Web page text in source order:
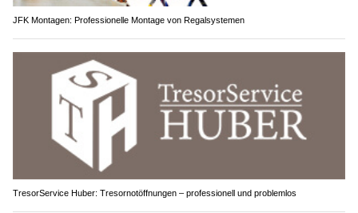
JFK Montagen: Professionelle Montage von Regalsystemen
TresorService Huber: Tresornotöffnungen – professionell und problemlos